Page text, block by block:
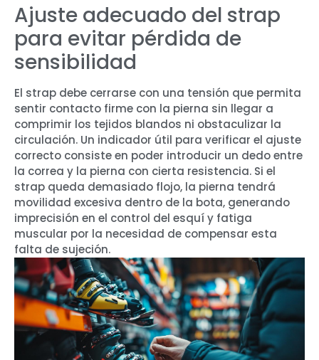
Ajuste adecuado del strap
para evitar pérdida de
sensibilidad
El strap debe cerrarse con una tensión que permita
sentir contacto firme con la pierna sin llegar a
comprimir los tejidos blandos ni obstaculizar la
circulación. Un indicador útil para verificar el ajuste
correcto consiste en poder introducir un dedo entre
la correa y la pierna con cierta resistencia. Si el
strap queda demasiado flojo, la pierna tendrá
movilidad excesiva dentro de la bota, generando
imprecisión en el control del esquí y fatiga
muscular por la necesidad de compensar esta
falta de sujeción.